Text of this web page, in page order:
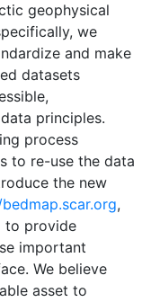
geophysical
we
and make
datasets
principles.
process
to re-use the data
the new
,
to provide
important
We believe
asset to